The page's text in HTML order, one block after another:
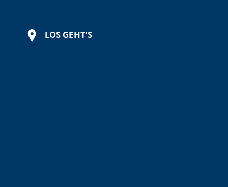
LOS GEHT'S